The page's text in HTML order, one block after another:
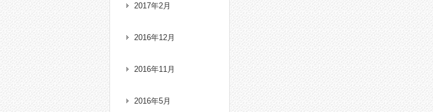
2017年2月
2016年12月
2016年11月
2016年5月